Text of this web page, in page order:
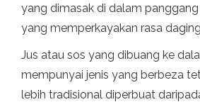
yang dimasak di dalam
yang memperkayakan rasa
Jus atau sos yang dibuang ke
mempunyai jenis yang berbeza
lebih tradisional diperbuat